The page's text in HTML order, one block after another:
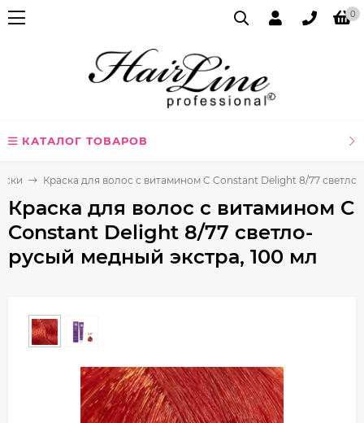
0
КАТАЛОГ ТОВАРОВ
Краска для волос с витамином C Constant Delight 8/77
Краска для волос с витамином C
Constant Delight 8/77 светло-
русый медный экстра, 100 мл